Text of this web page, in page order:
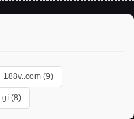
188v..com (9)
gì (8)